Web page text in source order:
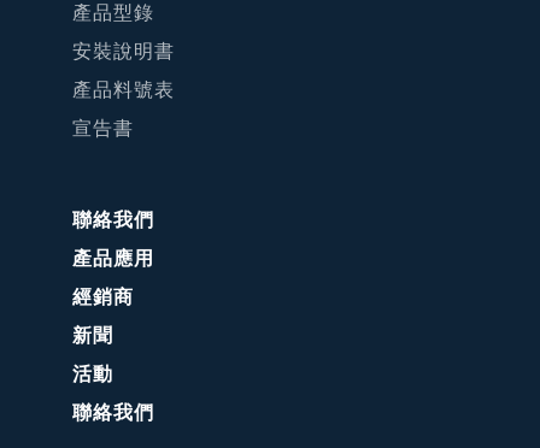
產品型錄
安裝說明書
產品料號表
宣告書
聯絡我們
產品應用
經銷商
新聞
活動
聯絡我們